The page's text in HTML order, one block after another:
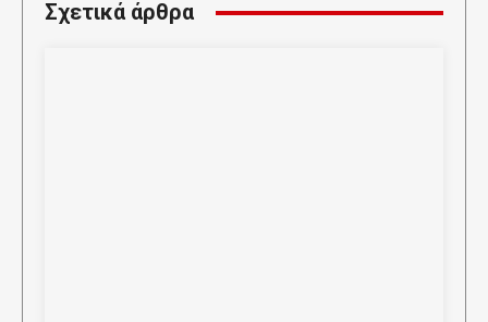
Σχετικά άρθρα